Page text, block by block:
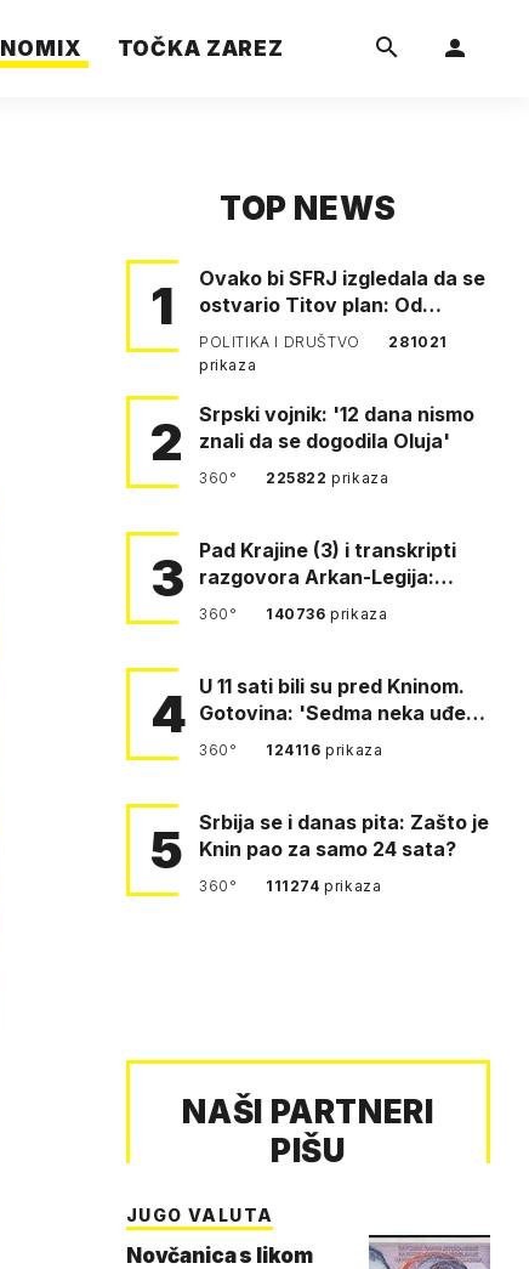
TOČKA ZAREZ
TOP NEWS
1
Ovako bi SFRJ izgledala da se
ostvario Titov plan: Od
Klagenfurta do Istanbula!
POLITIKA I DRUŠTVO
281021
prikaza
2
Srpski vojnik: '12 dana nismo
znali da se dogodila Oluja'
360° 225822prikaza
3
Pad Krajine (3) i transkripti
razgovora Arkan-Legija:
'Čujem, prelazite ustašam…
360° 140736prikaza
4 U 11 sati bili su pred Kninom.
Gotovina: 'Sedma neka uđe,
4. gardijska neka g…
360° 124116prikaza
5
Srbija se i danas pita: Zašto je
Knin pao za samo 24 sata?
360° 111274prikaza
NAŠI PARTNERI
PIŠU
JUGO VALUTA
Novčanica s likom